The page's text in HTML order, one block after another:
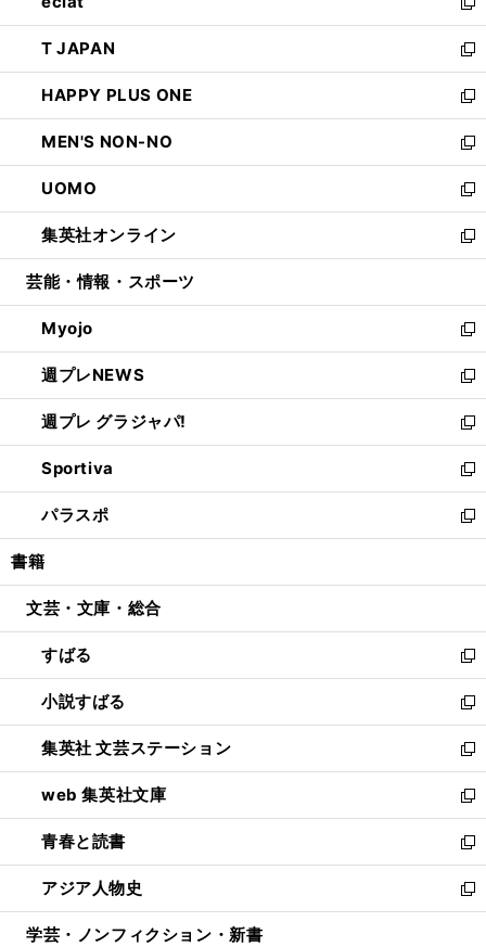
開
く
ウ
で
開
く
ィ
ン
ド
ウ
で
開
く
い
ウ
ィ
ン
ド
ウ
で
開
く
新
し
い
ウ
ィ
ン
ド
ウ
で
開
く
T JAPAN
新
し
い
ウ
ィ
ン
ド
ウ
で
開
HAPPY PLUS ONE
新
し
い
ウ
ィ
ン
ド
ウ
開
く
MEN'S NON-NO
新
し
い
ウ
ィ
ン
ウ
で
開
く
UOMO
新
し
い
ウ
ン
ド
ウ
で
開
く
集英社オンライン
新
し
ウ
ィ
ン
ド
ウ
で
開
く
芸能・情報・スポーツ
Myojo
新
し
い
ウ
ィ
ン
ド
ウ
で
開
週プレNEWS
新
し
い
ウ
ィ
ン
ド
ウ
開
週プレ グラジャパ!
新
し
い
ウ
ィ
ン
ウ
開
く
Sportiva
新
し
い
ウ
ン
ウ
で
開
く
パラスポ
新
し
ウ
ン
ド
ウ
で
開
く
書籍
文芸・文庫・総合
すばる
新
し
い
ウ
ィ
ン
ド
ウ
で
開
く
小説すばる
新
し
い
ウ
ィ
ン
ド
ウ
で
開
集英社 文芸ステーション
新
し
い
ウ
ィ
ン
ド
ウ
web 集英社文庫
新
し
い
ウ
ィ
ン
青春と読書
新
し
い
ウ
アジア人物史
新
し
学芸・ノンフィクション・新書